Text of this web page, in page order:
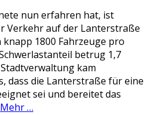
nun erfahren hat, ist
Verkehr auf der Lanterstraße
1800 Fahrzeuge pro
betrug 1,7
kam
dass die Lanterstraße für eine
sei und bereitet das
Mehr …